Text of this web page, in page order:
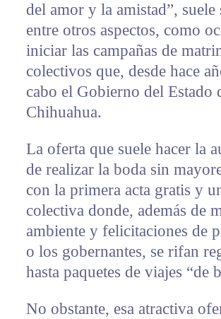
del amor y la amistad”, suele
entre otros aspectos, como
iniciar las campañas de
colectivos que, desde hace
cabo el Gobierno del Estado
Chihuahua.
La oferta que suele hacer la
de realizar la boda sin
con la primera acta gratis y
colectiva donde, además de
ambiente y felicitaciones de
o los gobernantes, se rifan
hasta paquetes de viajes “de
No obstante, esa atractiva